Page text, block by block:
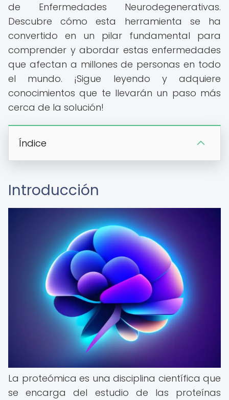
de Enfermedades Neurodegenerativas.
Descubre cómo esta herramienta se ha
convertido en un pilar fundamental para
comprender y abordar estas enfermedades
que afectan a millones de personas en todo
el mundo. ¡Sigue leyendo y adquiere
conocimientos que te llevarán un paso más
cerca de la solución!
Índice
Introducción
La proteómica es una disciplina científica que
se encarga del estudio de las proteínas